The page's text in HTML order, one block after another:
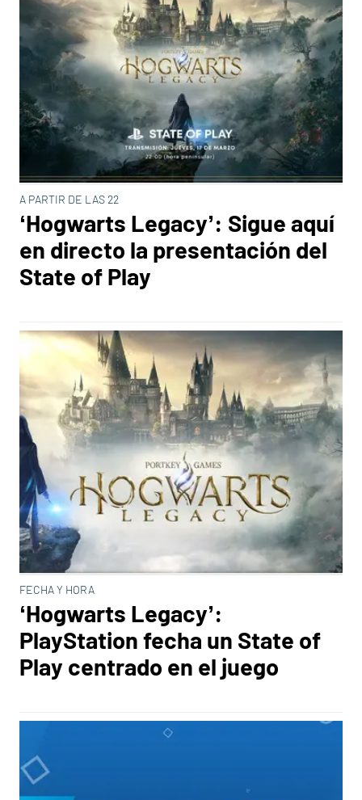
A PARTIR DE LAS 22
‘Hogwarts Legacy’: Sigue aquí
en directo la presentación del
State of Play
FECHA Y HORA
‘Hogwarts Legacy’:
PlayStation fecha un State of
Play centrado en el juego